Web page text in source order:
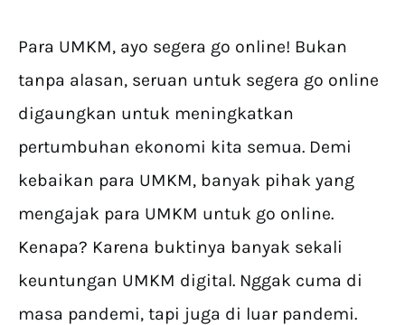
Para UMKM, ayo segera go online! Bukan
tanpa alasan, seruan untuk segera go online
digaungkan untuk meningkatkan
pertumbuhan ekonomi kita semua. Demi
kebaikan para UMKM, banyak pihak yang
mengajak para UMKM untuk go online.
Kenapa? Karena buktinya banyak sekali
keuntungan UMKM digital. Nggak cuma di
masa pandemi, tapi juga di luar pandemi.